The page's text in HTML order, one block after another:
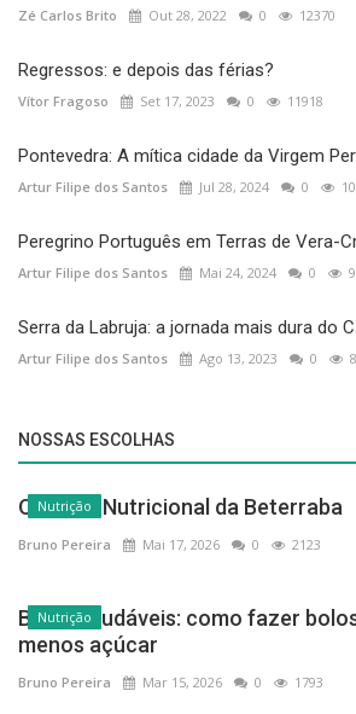
Zé Carlos Brito Out 28, 2022 0 12370
Regressos: e depois das férias?
Vítor Fragoso Set 17, 2023 0 11918
Pontevedra: A mítica cidade da Virgem
Artur Filipe dos Santos Jul 28, 2024 0
Peregrino Português em Terras de Vera-
Artur Filipe dos Santos Mai 24, 2024 0
Serra da Labruja: a jornada mais dura do
Artur Filipe dos Santos Ago 13, 2023 0
NOSSAS ESCOLHAS
Nutrição
O Poder Nutricional da Beterraba
Bruno Pereira Mai 17, 2026 0 2123
Nutrição
Bolos saudáveis: como fazer
menos açúcar
Bruno Pereira Mar 15, 2026 0 1793